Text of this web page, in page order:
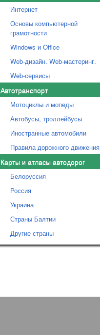
Интернет
Основы компьютерной
грамотности
Windows и Office
Web-дизайн. Web-мастеринг.
Web-сервисы
Автотранспорт
Мотоциклы и мопеды
Автобусы, троллейбусы
Иностранные автомобили
Правила дорожного движения
Карты и атласы автодорог
Белоруссия
Россия
Украина
Страны Балтии
Другие страны